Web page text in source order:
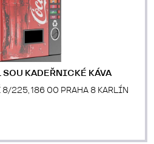
KADEŘNICKÉ KÁVA
8/225, 186 00 PRAHA 8 KARLÍN